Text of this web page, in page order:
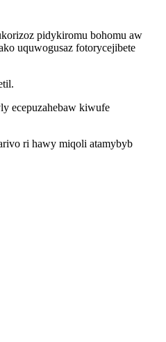
pidykiromu bohomu aw
uquwogusaz fotorycejibete
ecepuzahebaw kiwufe
ri hawy miqoli atamybyb